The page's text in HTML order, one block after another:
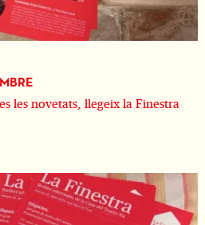
les novetats, llegeix la Finestra